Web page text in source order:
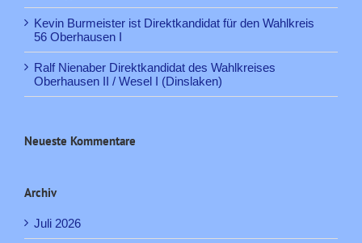
Kevin Burmeister ist Direktkandidat für den Wahlkreis
56 Oberhausen I
Ralf Nienaber Direktkandidat des Wahlkreises
Oberhausen II / Wesel I (Dinslaken)
Neueste Kommentare
Archiv
Juli 2026